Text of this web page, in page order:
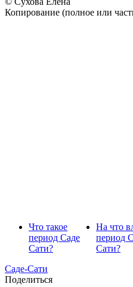
Копирование (полное или
Что такое
период Саде
Сати?
На что
период
Сати?
Саде-Сати
Поделиться